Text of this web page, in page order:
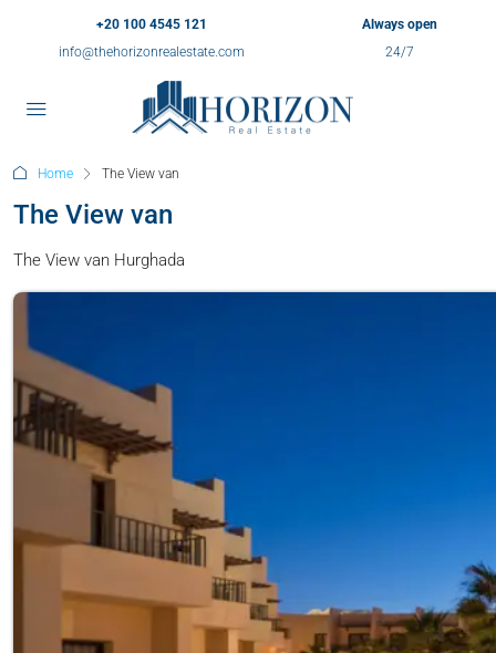
+20 100 4545 121
info@thehorizonrealestate.com
Always open
24/7
Home The View van
The View van
The View van Hurghada